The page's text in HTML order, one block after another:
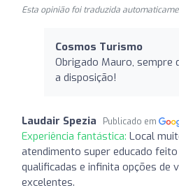
Esta opinião foi traduzida
Cosmos Turismo
Obrigado Mauro, sempre
a disposição!
Laudair Spezia Publicado em
Experiência fantástica: Local
atendimento super educado
qualificadas e infinita opções de
excelentes.